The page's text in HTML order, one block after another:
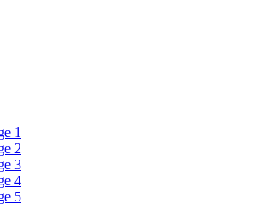
1
2
3
4
5